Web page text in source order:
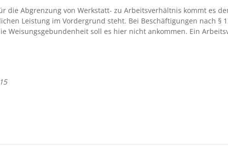
die Abgrenzung von Werkstatt- zu Arbeitsverhältnis kommt es
Leistung im Vordergrund steht. Bei Beschäftigungen nach §
Weisungsgebundenheit soll es hier nicht ankommen. Ein